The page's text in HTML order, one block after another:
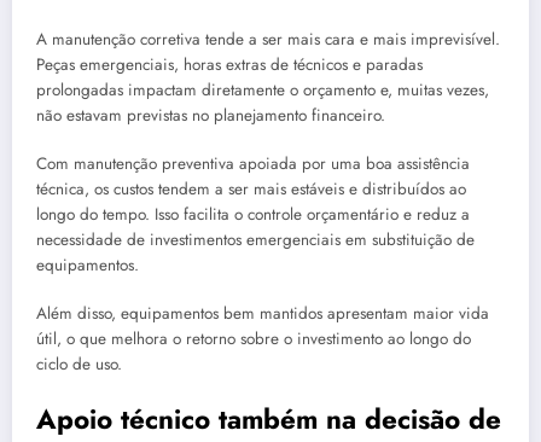
A manutenção corretiva tende a ser mais cara e mais imprevisível.
Peças emergenciais, horas extras de técnicos e paradas
prolongadas impactam diretamente o orçamento e, muitas vezes,
não estavam previstas no planejamento financeiro.
Com manutenção preventiva apoiada por uma boa assistência
técnica, os custos tendem a ser mais estáveis e distribuídos ao
longo do tempo. Isso facilita o controle orçamentário e reduz a
necessidade de investimentos emergenciais em substituição de
equipamentos.
Além disso, equipamentos bem mantidos apresentam maior vida
útil, o que melhora o retorno sobre o investimento ao longo do
ciclo de uso.
Apoio técnico também na decisão de